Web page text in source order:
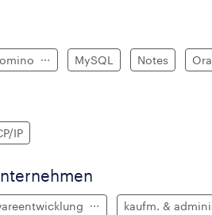
MySQL Notes
IP
kaufm. &